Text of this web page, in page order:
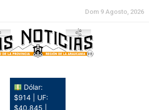
Dom 9 Agosto, 2026
Dólar:
$914 | UF:
$40.845 |